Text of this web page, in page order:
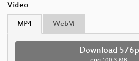
Video
MP4 WebM
Download 576p